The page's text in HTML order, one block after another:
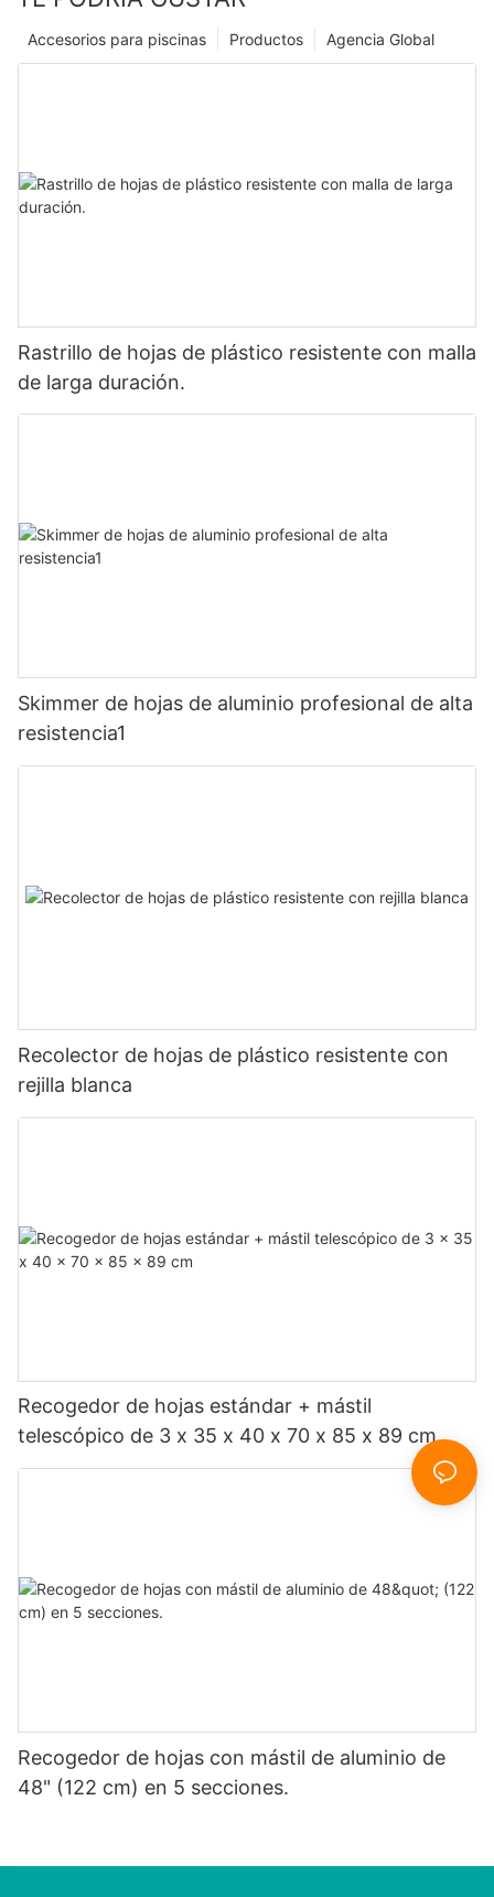
Agencia Global
Productos
Accesorios para piscinas
Rastrillo de hojas de plástico resistente con malla
de larga duración.
Skimmer de hojas de aluminio profesional de alta
resistencia1
Recolector de hojas de plástico resistente con
rejilla blanca
Recogedor de hojas estándar + mástil
telescópico de 3 x 35 x 40 x 70 x 85 x 89 cm
Recogedor de hojas con mástil de aluminio de
48" (122 cm) en 5 secciones.